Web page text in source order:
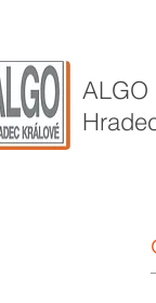
ALGO